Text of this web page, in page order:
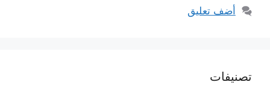
أضف تعليق
تصنيفات